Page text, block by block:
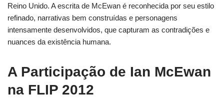
Reino Unido. A escrita de McEwan é reconhecida por seu estilo
refinado, narrativas bem construídas e personagens
intensamente desenvolvidos, que capturam as contradições e
nuances da existência humana.
A Participação de Ian McEwan
na FLIP 2012